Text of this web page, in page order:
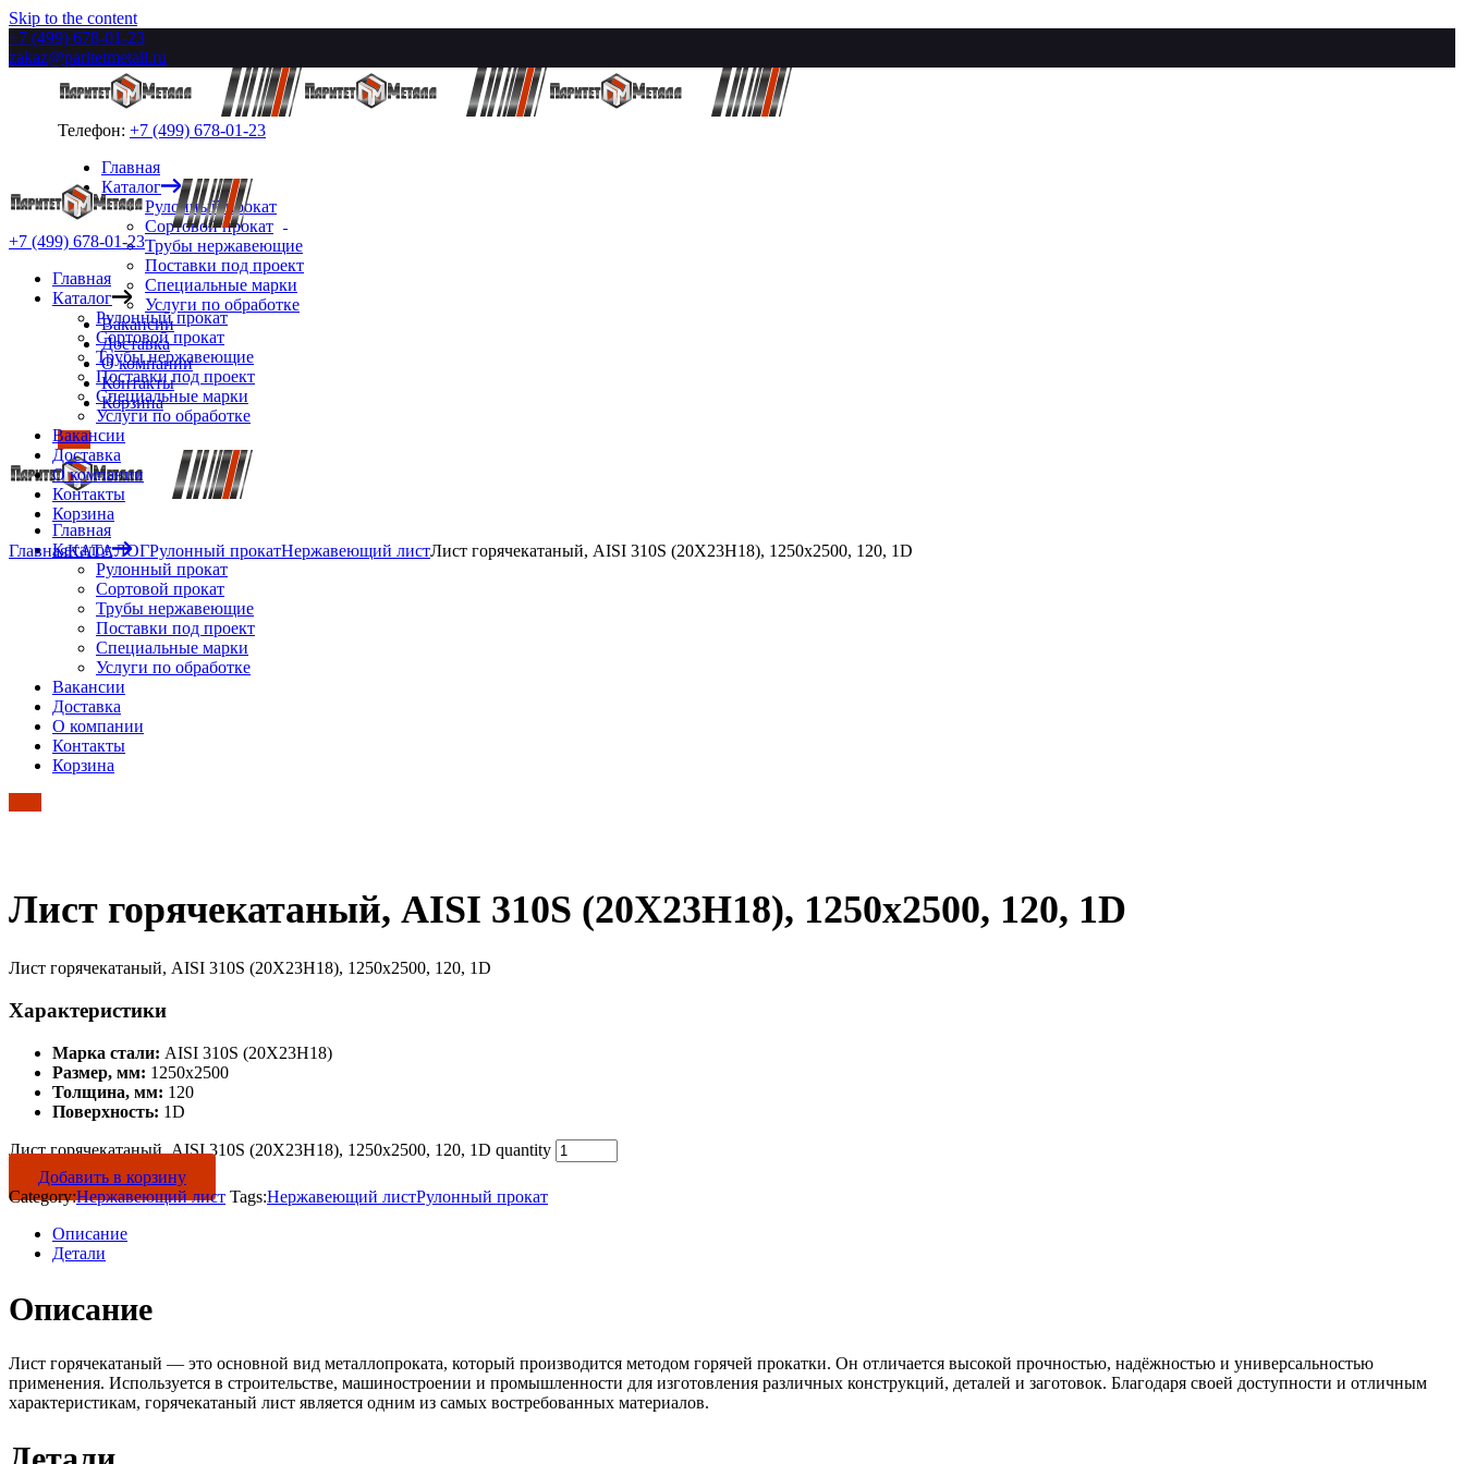
Skip to the content
+7 (499) 678-01-23
zakaz@paritetmetall.ru
Телефон: +7 (499) 678-01-23
Главная
Каталог
Рулонный прокат
Сортовой прокат
Трубы нержавеющие
Поставки под проект
Специальные марки
Услуги по обработке
Вакансии
Доставка
О компании
Контакты
Корзина
Главная
Каталог
Рулонный прокат
Сортовой прокат
Трубы нержавеющие
Поставки под проект
Специальные марки
Услуги по обработке
Вакансии
Доставка
О компании
Контакты
Корзина
+7 (499) 678-01-23
Главная
Каталог
Рулонный прокат
Сортовой прокат
Трубы нержавеющие
Поставки под проект
Специальные марки
Услуги по обработке
Вакансии
Доставка
О компании
Контакты
Корзина
ГлавнаяКАТАЛОГРулонный прокатНержавеющий листЛист горячекатаный, AISI 310S (20Х23Н18), 1250х2500, 120, 1D
Лист горячекатаный, AISI 310S (20Х23Н18), 1250х2500, 120, 1D
Лист горячекатаный, AISI 310S (20Х23Н18), 1250х2500, 120, 1D
Характеристики
Марка стали: AISI 310S (20Х23Н18)
Размер, мм: 1250х2500
Толщина, мм: 120
Поверхность: 1D
Лист горячекатаный, AISI 310S (20Х23Н18), 1250х2500, 120, 1D quantity
Добавить в корзину
Category:Нержавеющий лист Tags:Нержавеющий листРулонный прокат
Описание
Детали
Описание
Лист горячекатаный — это основной вид металлопроката, который производится методом горячей прокатки. Он отличается высокой прочностью, надёжностью и универсальностью
применения. Используется в строительстве, машиностроении и промышленности для изготовления различных конструкций, деталей и заготовок. Благодаря своей доступности и отличным
характеристикам, горячекатаный лист является одним из самых востребованных материалов.